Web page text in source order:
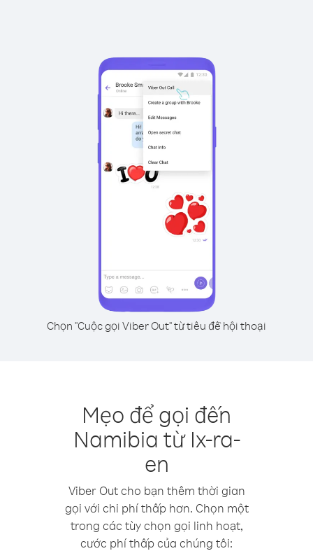
Chọn "Cuộc gọi Viber Out" từ tiêu đề hội thoại
Mẹo để gọi đến
Namibia từ Ix-ra-
en
Viber Out cho bạn thêm thời gian
gọi với chi phí thấp hơn. Chọn một
trong các tùy chọn gọi linh hoạt,
cước phí thấp của chúng tôi: